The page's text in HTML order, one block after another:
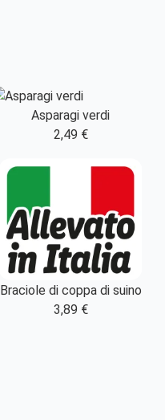
Asparagi verdi
2,49 €
Braciole di coppa di suino
3,89 €